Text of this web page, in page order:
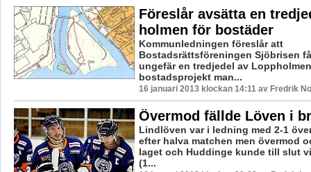
Föreslår avsätta en
holmen för bostäder
Kommunledningen föreslår att
Bostadsrättsföreningen Sjöbrisen
ungefär en tredjedel av
bostadsprojekt man...
16 januari 2013 klockan 14:11 av Fredrik
Övermod fällde Löven i
Lindlöven var i ledning med 2-1
efter halva matchen men övermod
laget och Huddinge kunde till slut
(1...